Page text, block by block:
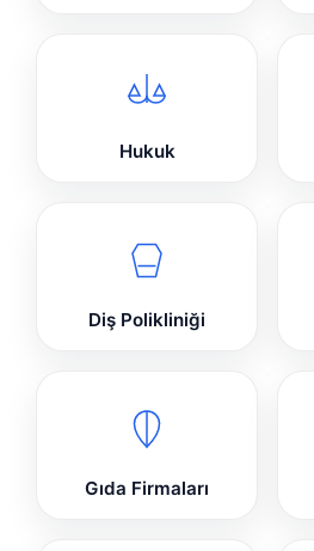
Hukuk
Diş Polikliniği
Gıda Firmaları